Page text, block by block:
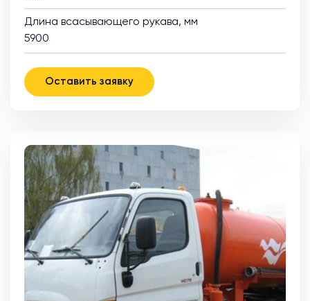
Длина всасывающего рукава, мм
5900
Оставить заявку